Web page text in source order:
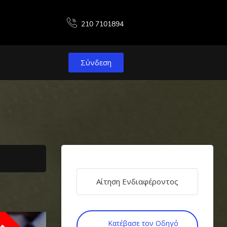
210 7101894
Σύνδεση
Αίτηση Ενδιαφέροντος
Κατέβασε τον Οδηγό